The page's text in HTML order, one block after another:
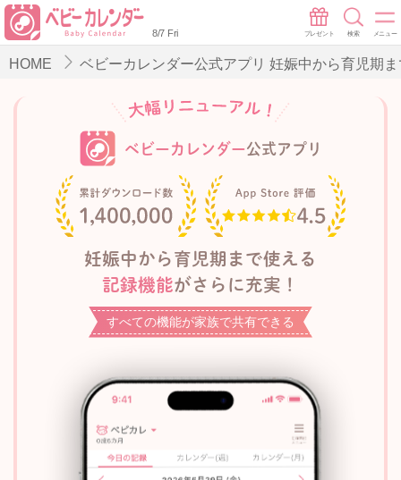
8/7 Fri プレゼント 検索 メニュー
HOME ベビーカレンダー公式アプリ 妊娠中から育児期
ベビーカレンダー公式アプリ
妊娠中から育児期まで使える
記録機能がさらに充実！
すべての機能が家族で共有できる